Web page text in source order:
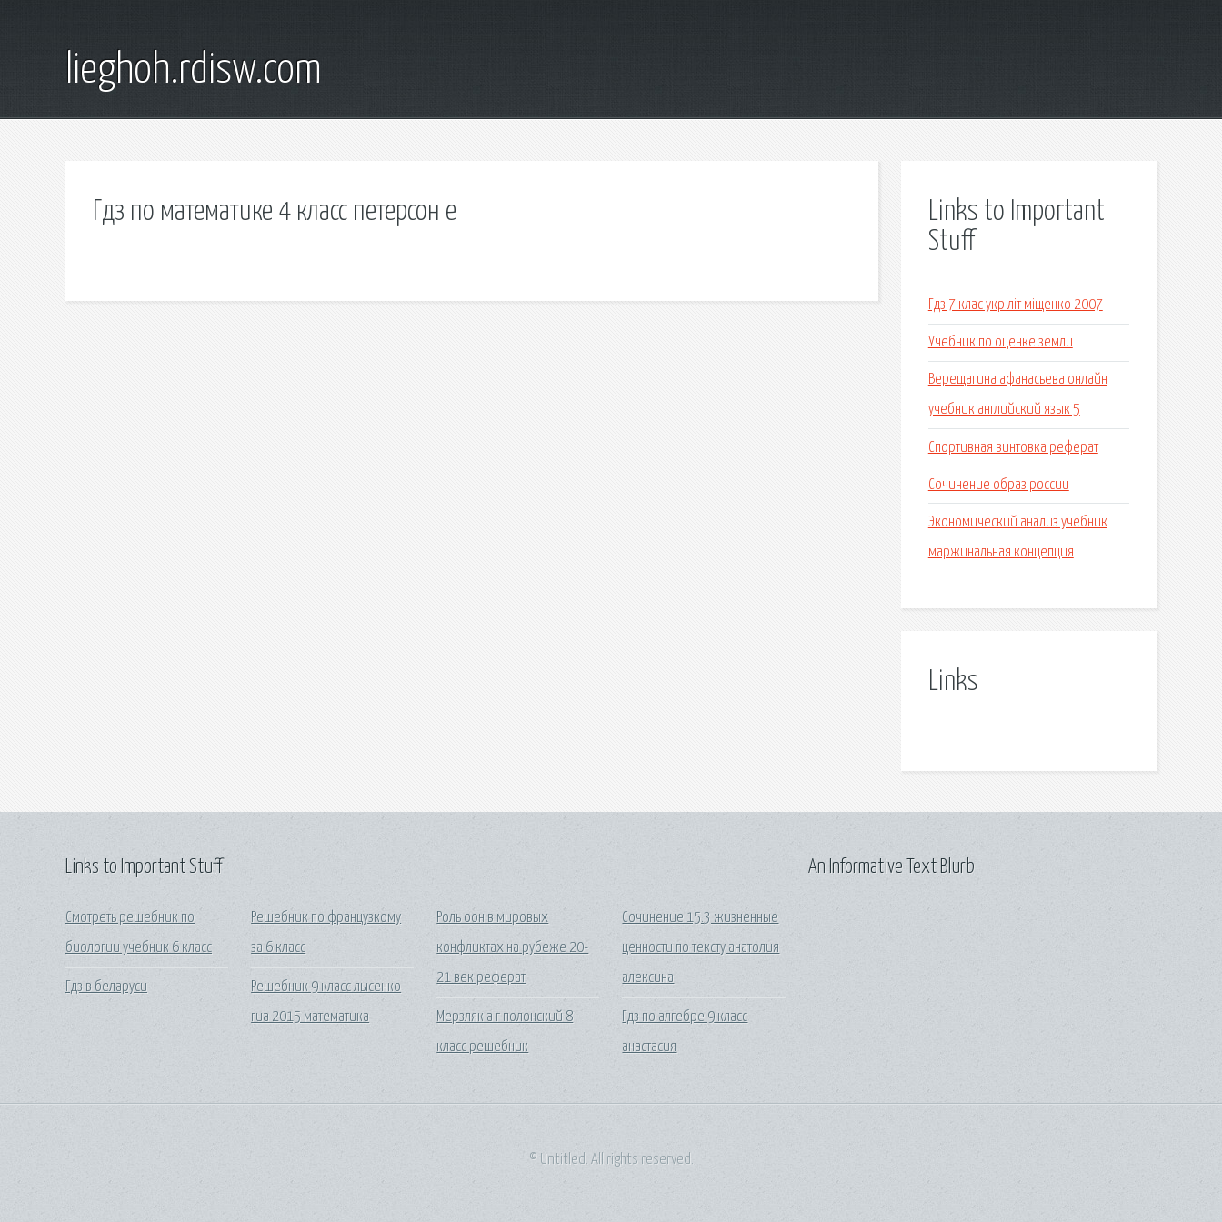
lieghoh.rdisw.com
Гдз по математике 4 класс петерсон e
Links to Important
Stuff
Гдз 7 клас укр літ міщенко 2007
Учебник по оценке земли
Верещагина афанасьева онлайн
учебник английский язык 5
Спортивная винтовка реферат
Сочинение образ россии
Экономический анализ учебник
маржинальная концепция
Links
Links to Important Stuff
Смотреть решебник по
биологии учебник 6 класс
Гдз в беларуси
Решебник по французкому
за 6 класс
Решебник 9 класс лысенко
гиа 2015 математика
Роль оон в мировых
конфликтах на рубеже 20-
21 век реферат
Мерзляк а г полонский 8
класс решебник
Сочинение 15.3 жизненные
ценности по тексту анатолия
алексина
Гдз по алгебре 9 класс
анастасия
An Informative Text Blurb
© Untitled. All rights reserved.